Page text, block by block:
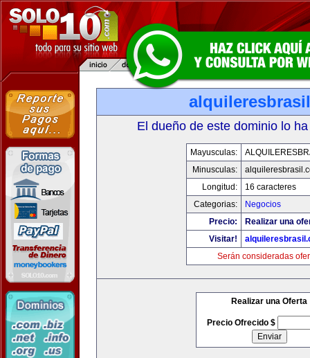
El dueño de este dominio lo
Mayusculas:
Minusculas:
Longitud:
16 caracteres
Categorias:
Negocios
Precio:
Realizar una
Visitar!
Serán consideradas
Realizar una Oferta
Precio Ofrecido $